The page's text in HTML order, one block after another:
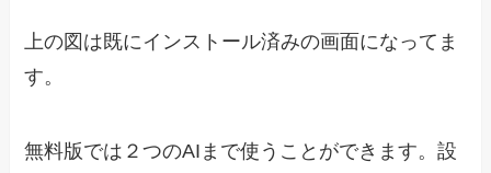
上の図は既にインストール済みの画面になってま
す。
無料版では２つのAIまで使うことができます。設